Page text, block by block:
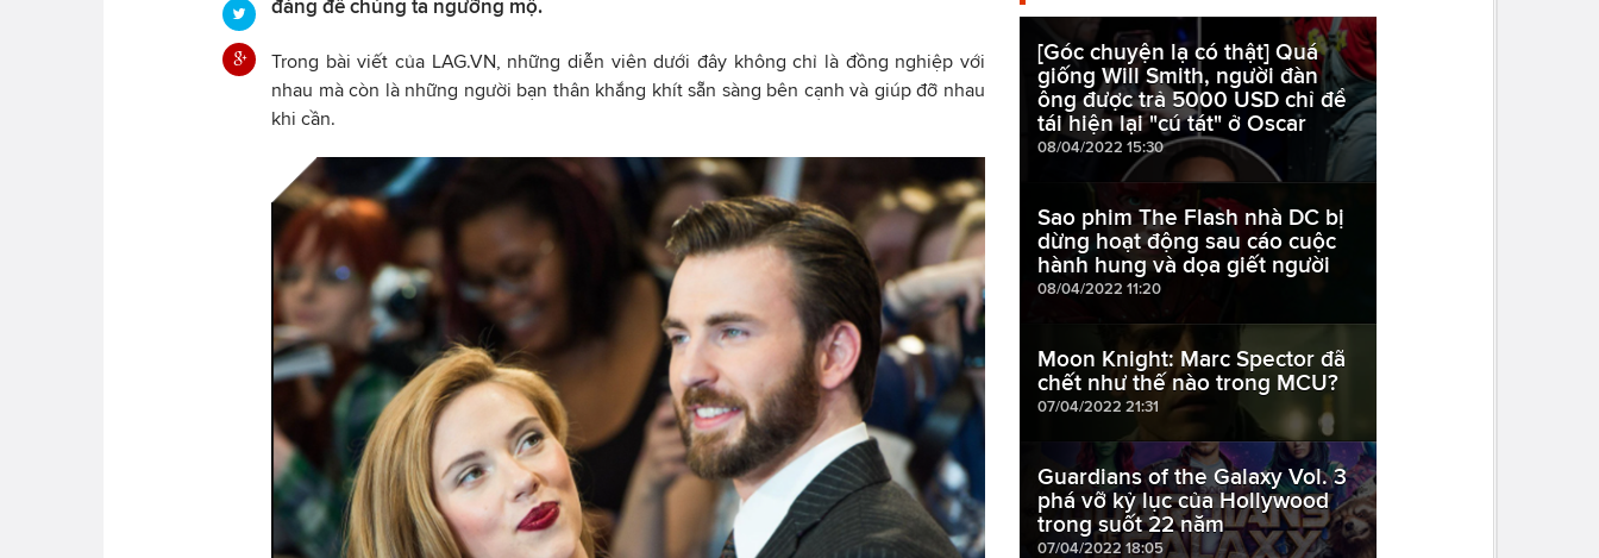
đáng để chúng ta ngưỡng mộ.
Trong bài viết của LAG.VN, những diễn viên dưới đây không chỉ là đồng nghiệp với
nhau mà còn là những người bạn thân khắng khít sẵn sàng bên cạnh và giúp đỡ nhau
khi cần.
[Góc chuyện lạ có thật] Quá
giống Will Smith, người đàn
ông được trả 5000 USD chỉ để
tái hiện lại "cú tát" ở Oscar
08/04/2022 15:30
Sao phim The Flash nhà DC bị
dừng hoạt động sau cáo cuộc
hành hung và dọa giết người
08/04/2022 11:20
Moon Knight: Marc Spector đã
chết như thế nào trong MCU?
07/04/2022 21:31
Guardians of the Galaxy Vol. 3
phá vỡ kỷ lục của Hollywood
trong suốt 22 năm
07/04/2022 18:05